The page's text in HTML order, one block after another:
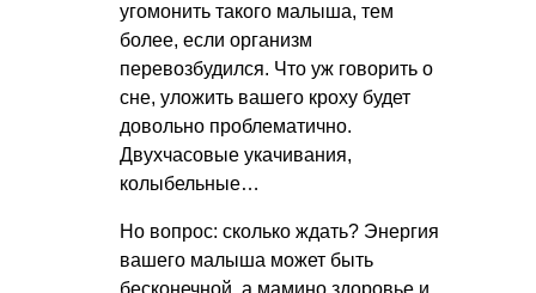
угомонить такого малыша, тем
более, если организм
перевозбудился. Что уж говорить о
сне, уложить вашего кроху будет
довольно проблематично.
Двухчасовые укачивания,
колыбельные…
Но вопрос: сколько ждать? Энергия
вашего малыша может быть